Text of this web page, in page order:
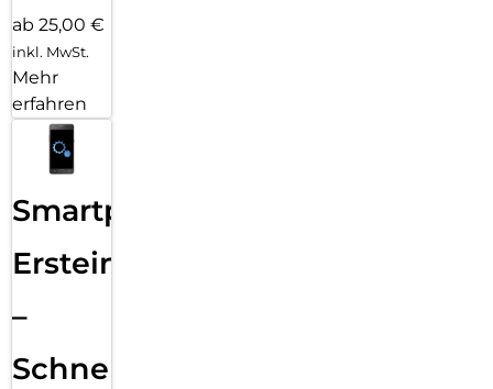
ab 25,00 €
inkl. MwSt.
Mehr
erfahren
Smartphone
Ersteinrichtung
–
Schnelle